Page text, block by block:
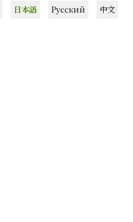
日本語 Русский 中文